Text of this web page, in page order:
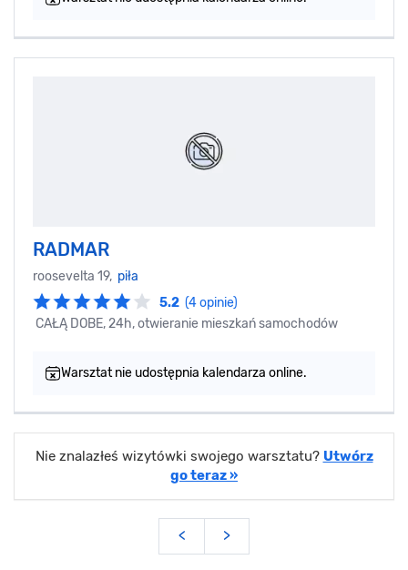
RADMAR
roosevelta 19, piła
5.2 (4 opinie)
CAŁĄ DOBE, 24h, otwieranie mieszkań samochodów
Warsztat nie udostępnia kalendarza online.
Nie znalazłeś wizytówki swojego warsztatu? Utwórz
go teraz »
< >